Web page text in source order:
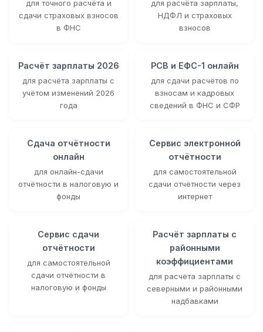
для точного расчёта и
сдачи страховых взносов
в ФНС
для расчёта зарплаты,
НДФЛ и страховых
взносов
Расчёт зарплаты 2026
для расчёта зарплаты с
учётом изменений 2026
года
РСВ и ЕФС-1 онлайн
для сдачи расчётов по
взносам и кадровых
сведений в ФНС и СФР
Сдача отчётности
онлайн
для онлайн-сдачи
отчётности в налоговую и
фонды
Сервис электронной
отчётности
для самостоятельной
сдачи отчётности через
интернет
Сервис сдачи
отчётности
для самостоятельной
сдачи отчётности в
налоговую и фонды
Расчёт зарплаты с
районными
коэффициентами
для расчёта зарплаты с
северными и районными
надбавками